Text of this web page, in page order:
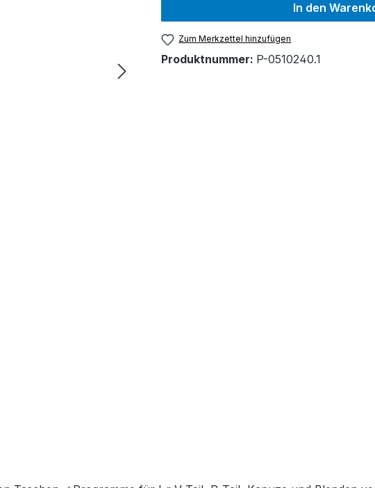
In den
Zum Merkzettel hinzufügen
Produktnummer: P-0510240.1